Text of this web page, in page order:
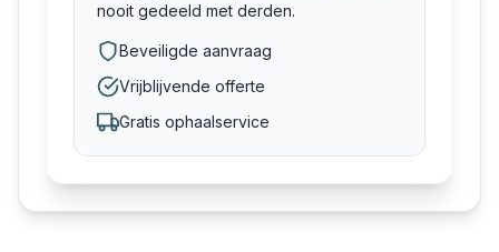
nooit gedeeld met derden.
Beveiligde aanvraag
Vrijblijvende offerte
Gratis ophaalservice